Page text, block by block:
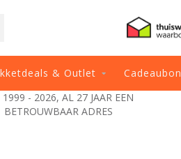
& Outlet Cadeaubon
1999 - 2026, AL 27 JAAR EEN
BETROUWBAAR ADRES